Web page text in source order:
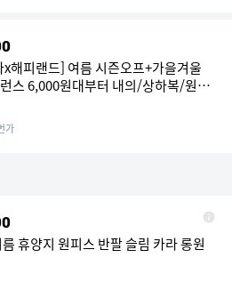
x해피랜드] 여름 시즌오프+가을겨울
스 6,000원대부터 내의/상하복/원마
가
휴양지 원피스 반팔 슬림 카라 롱원